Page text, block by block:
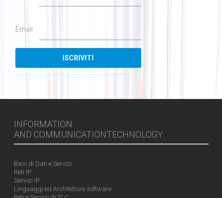
Email:
INFORMATION
AND COMMUNICATIONTECHNOLOGY
Basi di Dati e Servizi
Reti IP
Servizi IP
Linguaggi ed Architetture software